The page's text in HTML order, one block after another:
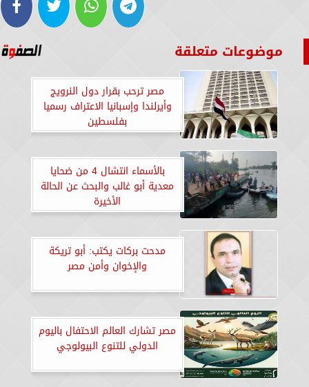
موضوعات متعلقة
‏‎مصر ترحب بقرار دول النرويج
وأيرلندا وإسبانيا الاعتراف رسميا
بفلسطين
بالأسماء انتشال 4 من ضحايا
معدية أبو غالب والبحث عن الحالة
الأخيرة
مدحت بركات يكتب: أبو تريكة
والإخوان وأمن مصر
مصر تشارك العالم الاحتفال باليوم
الدولي للتنوع البيولوجي